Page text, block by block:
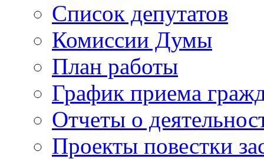
Список депутатов
Комиссии Думы
План работы
График приема
Отчеты о
Проекты повестки